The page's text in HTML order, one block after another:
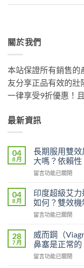
關於我們
本站保證所有銷售的
友分享正品有效的壯
一律享受9折優惠！
最新資訊
04
8 月
長期服用雙
大嗎？依賴
在
期
服
用
雙
犀
利
士
會
留言功能已關閉
04
8 月
印度超級艾
如何？雙效
在
度
超
級
艾
留言功能已關閉
28
7 月
威而鋼（
鼻塞是正常
在
留言功能已關閉